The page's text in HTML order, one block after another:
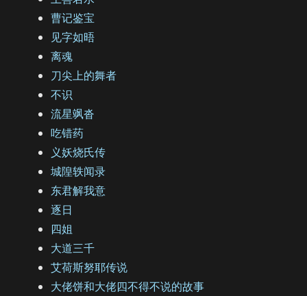
曹记鉴宝
见字如晤
离魂
刀尖上的舞者
不识
流星飒沓
吃错药
义妖烧氏传
城隍轶闻录
东君解我意
逐日
四姐
大道三千
艾荷斯努耶传说
大佬饼和大佬四不得不说的故事